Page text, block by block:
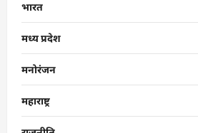
भारत
मध्य प्रदेश
मनोरंजन
महाराष्ट्र